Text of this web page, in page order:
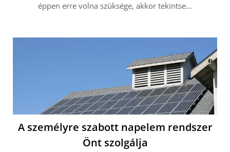
éppen erre volna szüksége, akkor tekintse…
A személyre szabott napelem rendszer
Önt szolgálja